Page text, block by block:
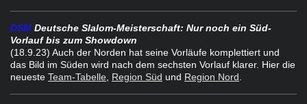
DSM Deutsche Slalom-Meisterschaft: Nur noch ein Süd-
Vorlauf bis zum Showdown
(18.9.23) Auch der Norden hat seine Vorläufe komplettiert und
das Bild im Süden wird nach dem sechsten Vorlauf klarer. Hier die
neueste Team-Tabelle Region Süd und Region Nord